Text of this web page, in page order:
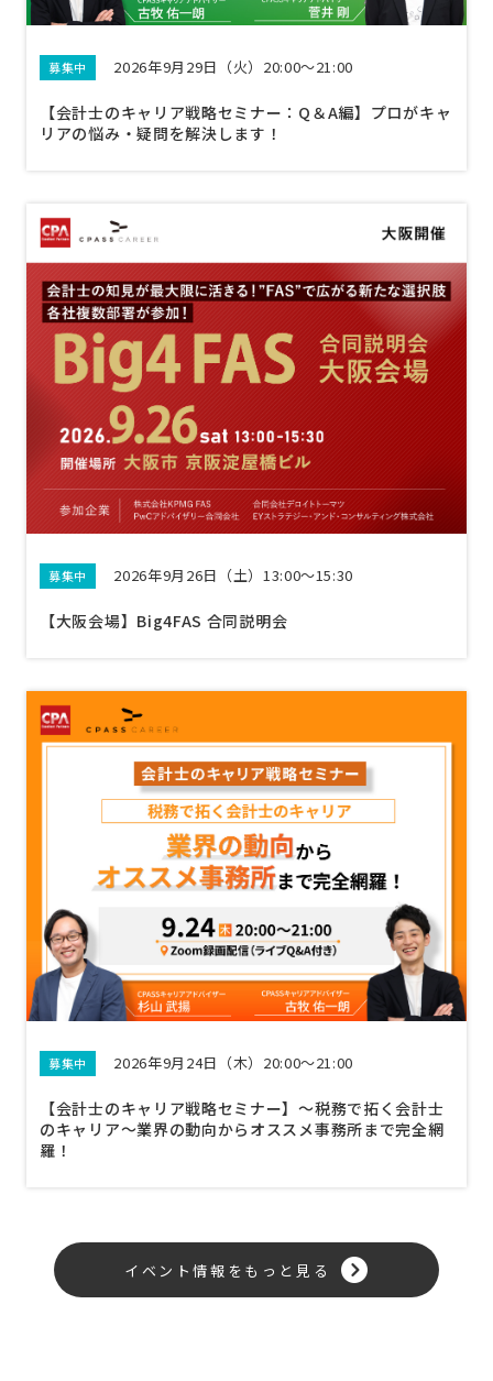
募集中 2026年9月29日（火）20:00～21:00
【会計士のキャリア戦略セミナー：Q＆A編】プロがキャ
リアの悩み・疑問を解決します！
募集中 2026年9月26日（土）13:00〜15:30
【大阪会場】Big4FAS 合同説明会
募集中 2026年9月24日（木）20:00～21:00
【会計士のキャリア戦略セミナー】〜税務で拓く会計士
のキャリア〜業界の動向からオススメ事務所まで完全網
羅！
イベント情報をもっと見る